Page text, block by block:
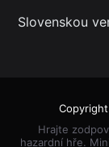
Slovenskou
Hrajte
hazardní hře.